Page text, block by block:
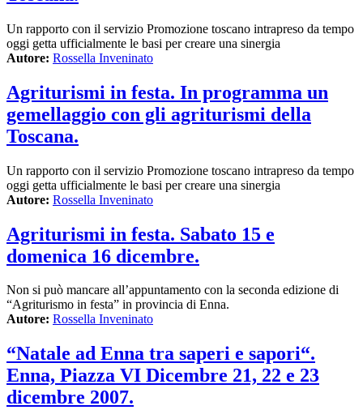
Un rapporto con il servizio Promozione toscano intrapreso da tempo
oggi getta ufficialmente le basi per creare una sinergia
Autore: Rossella Inveninato
Agriturismi in festa. In programma un
gemellaggio con gli agriturismi della
Toscana.
Un rapporto con il servizio Promozione toscano intrapreso da tempo
oggi getta ufficialmente le basi per creare una sinergia
Autore: Rossella Inveninato
Agriturismi in festa. Sabato 15 e
domenica 16 dicembre.
Non si può mancare all’appuntamento con la seconda edizione di
“Agriturismo in festa” in provincia di Enna.
Autore: Rossella Inveninato
“Natale ad Enna tra saperi e sapori“.
Enna, Piazza VI Dicembre 21, 22 e 23
dicembre 2007.